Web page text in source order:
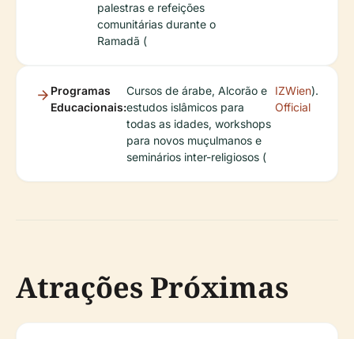
palestras e refeições
comunitárias durante o
Ramadã (
Programas
Educacionais:
Cursos de árabe, Alcorão e
estudos islâmicos para
todas as idades, workshops
para novos muçulmanos e
seminários inter-religiosos (
IZWien
Official
).
Atrações Próximas